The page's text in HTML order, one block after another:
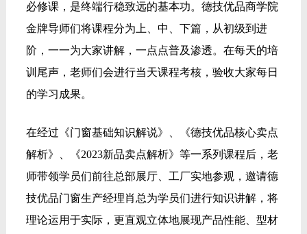
必修课，是终端行稳致远的基本功。德技优品商学院
金牌导师们将课程分为上、中、下篇，从初级到进
阶，一一为大家讲解，一点点普及渗透。在每天的培
训尾声，老师们会进行当天课程考核，验收大家每日
的学习成果。
在经过《门窗基础知识解说》、《德技优品核心卖点
解析》、《2023新品卖点解析》等一系列课程后，老
师带领学员们前往总部展厅、工厂实地参观，邀请德
技优品门窗生产经理肖总为学员们进行知识讲解，将
理论运用于实际，更直观立体地展现产品性能、型材